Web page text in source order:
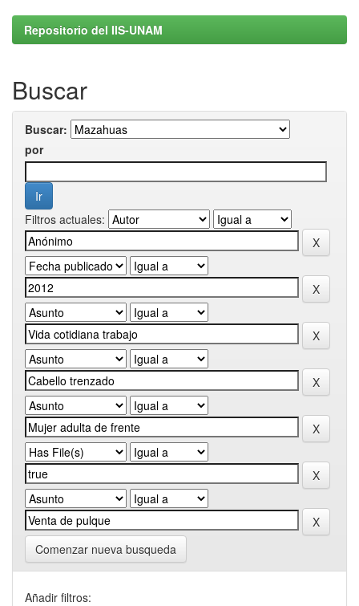
Repositorio del IIS-UNAM
Buscar
Buscar:
por
Filtros actuales:
Comenzar nueva busqueda
Añadir filtros: